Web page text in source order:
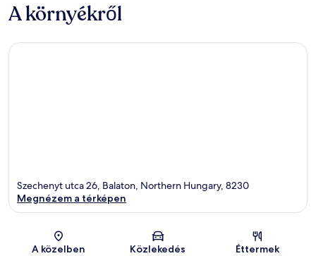
A környékről
Térkép
Szechenyt utca 26, Balaton, Northern Hungary, 8230
Megnézem a térképen
A közelben Közlekedés Éttermek